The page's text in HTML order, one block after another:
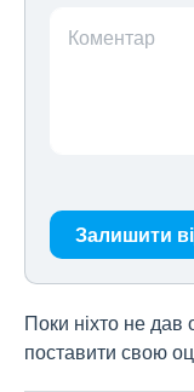
Коментар
Залишити
Поки ніхто не дав
поставити свою